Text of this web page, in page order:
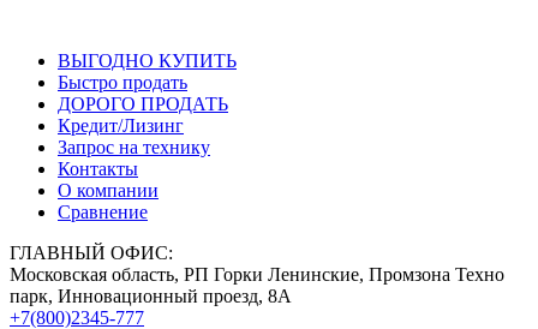
ВЫГОДНО КУПИТЬ
Быстро продать
ДОРОГО ПРОДАТЬ
Кредит/Лизинг
Запрос на технику
Контакты
О компании
Сравнение
ГЛАВНЫЙ ОФИС:
Московская область, РП Горки Ленинские, Промзона Техно
парк, Инновационный проезд, 8А
+7(800)2345-777